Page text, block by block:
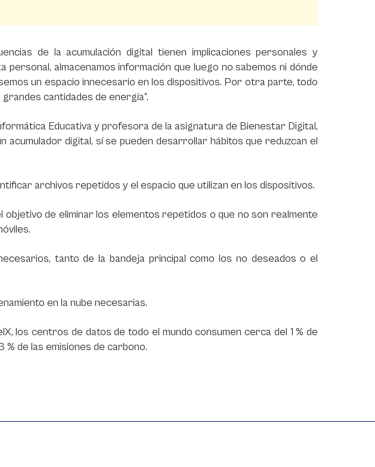
de la acumulación digital tienen implicaciones personales y
personal, almacenamos información que luego no sabemos ni dónde
un espacio innecesario en los dispositivos. Por otra parte, todo
cantidades de energía”.
Educativa y profesora de la asignatura de Bienestar Digital,
acumulador digital, sí se pueden desarrollar hábitos que reduzcan el
archivos repetidos y el espacio que utilizan en los dispositivos.
objetivo de eliminar los elementos repetidos o que no son realmente
tanto de la bandeja principal como los no deseados o el
en la nube necesarias.
los centros de datos de todo el mundo consumen cerca del 1 % de
de las emisiones de carbono.